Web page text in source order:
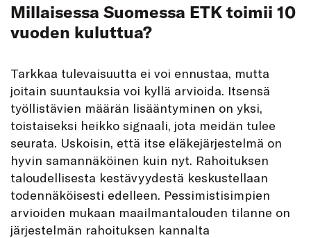
Millaisessa Suomessa ETK toimii 10
vuoden kuluttua?
Tarkkaa tulevaisuutta ei voi ennustaa, mutta
joitain suuntauksia voi kyllä arvioida. Itsensä
työllistävien määrän lisääntyminen on yksi,
toistaiseksi heikko signaali, jota meidän tulee
seurata. Uskoisin, että itse eläkejärjestelmä on
hyvin samannäköinen kuin nyt. Rahoituksen
taloudellisesta kestävyydestä keskustellaan
todennäköisesti edelleen. Pessimistisimpien
arvioiden mukaan maailmantalouden tilanne on
järjestelmän rahoituksen kannalta